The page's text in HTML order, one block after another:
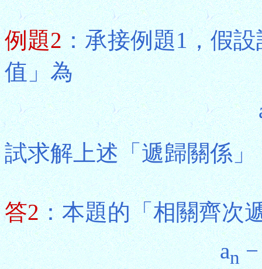
例題2：承接例題1，假
值」為
試求解上述「遞歸關係」
答2：本題的「相關齊次
an−